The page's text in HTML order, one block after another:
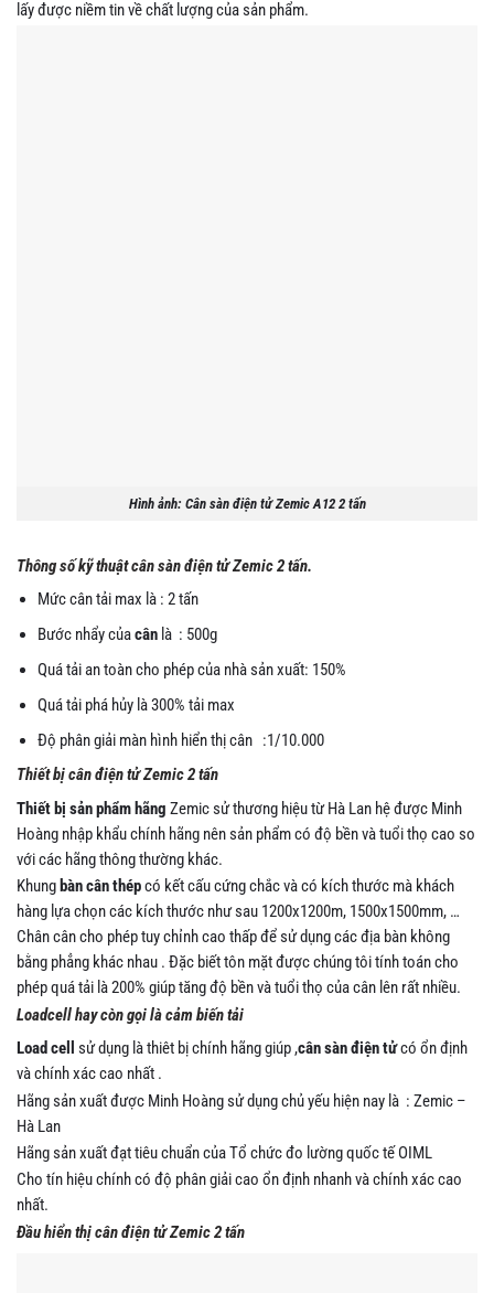
lấy được niềm tin về chất lượng của sản phẩm.
Hình ảnh: Cân sàn điện tử Zemic A12 2 tấn
Thông số kỹ thuật cân sàn điện tử Zemic 2 tấn.
Mức cân tải max là : 2 tấn
Bước nhẩy củacân là : 500g
Quá tải an toàn cho phép của nhà sản xuất: 150%
Quá tải phá hủy là 300% tải max
Độ phân giải màn hình hiển thị cân :1/10.000
Thiết bị cân điện tử Zemic 2 tấn
Thiết bị sản phẩm hãng Zemic sử thương hiệu từ Hà Lan hệ được Minh
Hoàng nhập khẩu chính hãng nên sản phẩm có độ bền và tuổi thọ cao so
với các hãng thông thường khác.
Khung bàn cân thépcó kết cấu cứng chắc và có kích thước mà khách
hàng lựa chọn các kích thước như sau 1200x1200m, 1500x1500mm, …
Chân cân cho phép tuy chỉnh cao thấp để sử dụng các địa bàn không
bằng phẳng khác nhau . Đặc biết tôn mặt được chúng tôi tính toán cho
phép quá tải là 200% giúp tăng độ bền và tuổi thọ của cân lên rất nhiều.
Loadcell hay còn gọi là cảm biến tải
Load cell
sử dụng là thiêt bị chính hãng giúp ,cân sàn điện tửcó ổn định
và chính xác cao nhất .
Hãng sản xuất được Minh Hoàng sử dụng chủ yếu hiện nay là : Zemic –
Hà Lan
Hãng sản xuất đạt tiêu chuẩn của Tổ chức đo lường quốc tế OIML
Cho tín hiệu chính có độ phân giải cao ổn định nhanh và chính xác cao
nhất.
Đầu hiển thị cân điện tử Zemic 2 tấn